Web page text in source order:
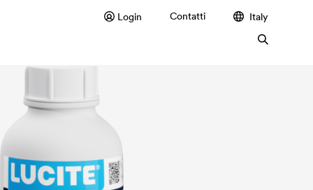
Login Contatti Italy